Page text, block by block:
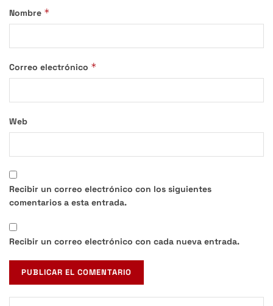
Nombre *
Correo electrónico *
Web
Recibir un correo electrónico con los siguientes
comentarios a esta entrada.
Recibir un correo electrónico con cada nueva entrada.